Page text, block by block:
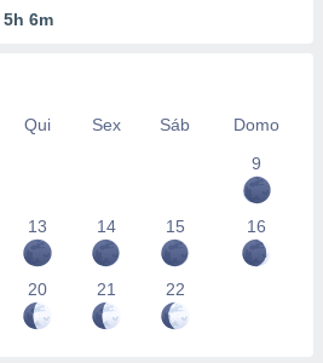
5h 6m
Qui Sex Sáb
Domo
9
13 14 15 16
20 21 22